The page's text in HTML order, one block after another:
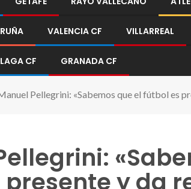
VALENCIA CF VILLARREAL
CF GRANADA CF
Pellegrini: «Sabemos que el fútbol es
y da